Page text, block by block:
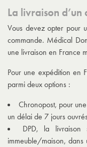
La livraison
Vous devez opter pour
commande. Médical
une livraison en France
Pour une expédition en
parmi deux options :
Chronopost, pour
un délai de 7 jours
DPD, la
immeuble/maison,